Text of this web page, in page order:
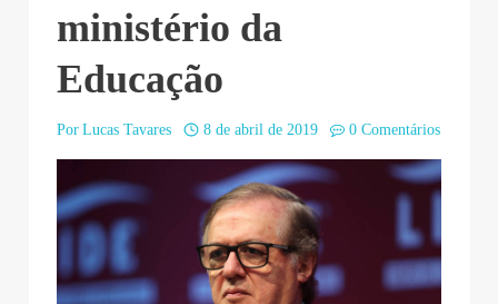
ministério da
Educação
Por Lucas Tavares 8 de abril de 2019 0 Comentários